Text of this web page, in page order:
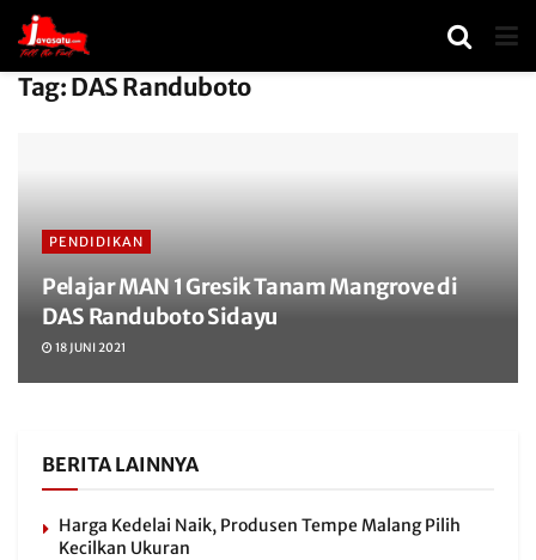
Tag: DAS Randuboto
PENDIDIKAN
Pelajar MAN 1 Gresik Tanam Mangrove di
DAS Randuboto Sidayu
18 JUNI 2021
BERITA LAINNYA
Harga Kedelai Naik, Produsen Tempe Malang Pilih
Kecilkan Ukuran